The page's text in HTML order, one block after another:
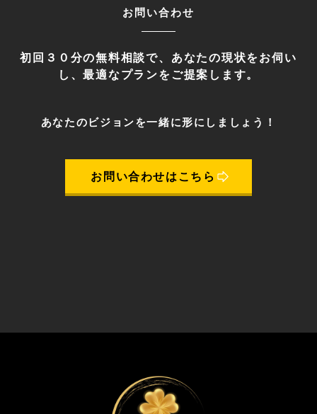
お問い合わせ
初回３０分の無料相談で、あなたの現状をお伺い
し、最適なプランをご提案します。
あなたのビジョンを一緒に形にしましょう！
お問い合わせはこちら